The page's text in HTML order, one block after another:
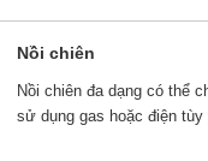
Nồi chiên
Nồi chiên đa dạng có thể
sử dụng gas hoặc điện tùy